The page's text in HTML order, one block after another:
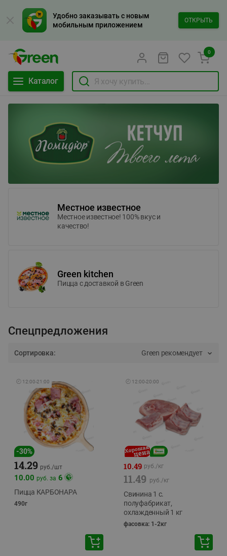
Удобно заказывать с новым
мобильным приложением
ОТКРЫТЬ
Каталог
0
Местное известное
Местное известное! 100% вкус и
качество!
Green kitchen
Пицца c доставкой в Green
Спецпредложения
Сортировка: Green рекомендует
🕘 12:00-21:00
-30%
14.29 руб./шт
10.00 руб. за 6
Пицца КАРБОНАРА
490г
🕘 12:00-20:00
10.49 руб./кг
11.49 руб./кг
Свинина 1 с.
полуфабрикат,
охлажденный 1 кг
фасовка: 1-2кг